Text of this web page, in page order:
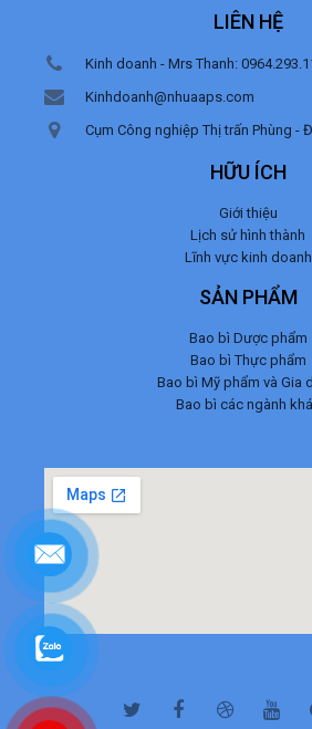
LIÊN HỆ
Kinh doanh - Mrs Thanh:
Kinhdoanh@nhuaaps.com
Cụm Công nghiệp Thị trấn Phùng -
HỮU ÍCH
Giới thiệu
Lịch sử hình thành
Lĩnh vực kinh doanh
SẢN PHẨM
Bao bì Dược phẩm
Bao bì Thực phẩm
Bao bì Mỹ phẩm và Gia
Bao bì các ngành